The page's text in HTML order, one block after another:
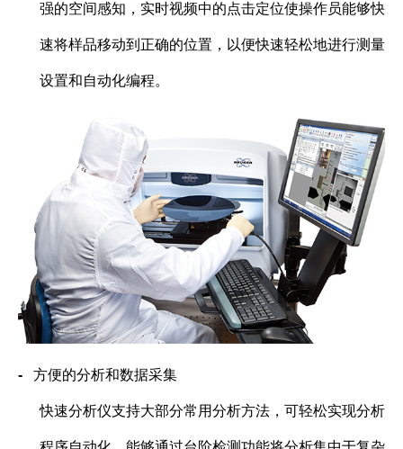
强的空间感知，实时视频中的点击定位使操作员能够快
速将样品移动到正确的位置，以便快速轻松地进行测量
设置和自动化编程。
- 方便的分析和数据采集
快速分析仪支持大部分常用分析方法，可轻松实现分析